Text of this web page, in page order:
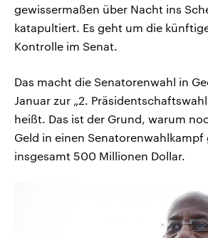
gewissermaßen über Nacht ins
katapultiert. Es geht um die
Kontrolle im Senat.
Das macht die Senatorenwahl in
Januar zur „2.
heißt. Das ist der Grund, warum
Geld in einen Senatorenwahlkampf
insgesamt 500 Millionen Dollar.